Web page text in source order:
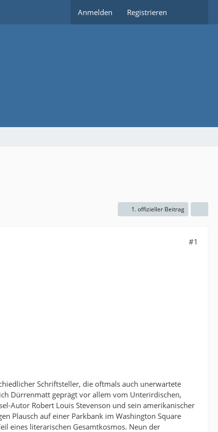
Anmelden Registrieren
1. offizieller Beitrag
#1
Schriftsteller, die oftmals auch unerwartete
Dürrenmatt geprägt vor allem vom Unterirdischen,
Autor Robert Louis Stevenson und sein amerikanischer
Plausch auf einer Parkbank im Washington Square
eines literarischen Gesamtkosmos. Neun der